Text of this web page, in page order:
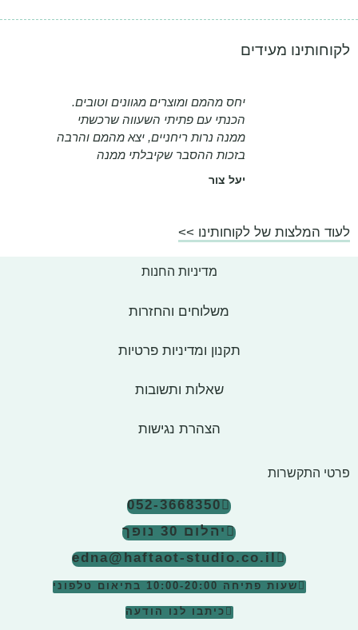
לקוחותינו מעידים
יחס מהמם ומוצרים מגוונים וטובים.
הכנתי עם פתיתי השעווה שרכשתי
ממנה נרות ריחניים, יצא מהמם והרבה
בזכות ההסבר שקיבלתי ממנה
יעל צור
לעוד המלצות של לקוחותינו >>
מדיניות החנות
משלוחים והחזרות
תקנון ומדיניות פרטיות
שאלות ותשובות
הצהרת נגישות
פרטי התקשרות
052-3668350
יהלום 30 נופך
edna@haftaot-studio.co.il
שעות פתיחה 10:00-20:00 בתיאום טלפוני
כיתבו לנו הודעה